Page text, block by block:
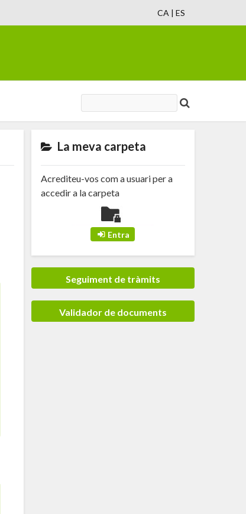
CA | ES
La meva carpeta
Acrediteu-vos com a usuari per a
accedir a la carpeta
Seguiment de tràmits
Validador de documents